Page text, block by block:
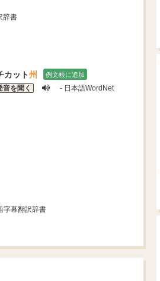
辞書
カット州 例文帳に追加
音を聞く - 日本語WordNet
字幕翻訳辞書